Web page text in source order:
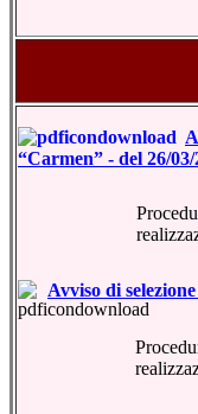
“Carmen” - del 26/03/
Avviso di